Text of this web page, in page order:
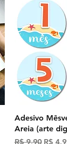
Adesivo
Areia (arte
Preço normal
R$ 9,90 Preço
R$